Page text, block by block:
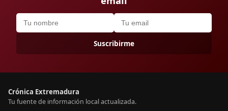
Suscribirme
Crónica Extremadura
Tu fuente de información local actualizada.